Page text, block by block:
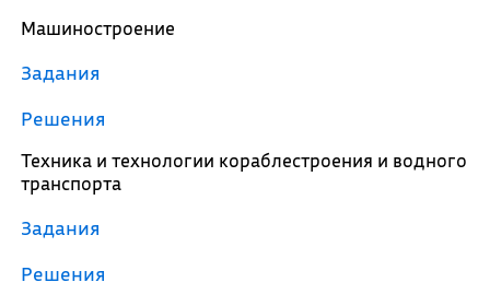
Машиностроение
Задания
Решения
Техника и технологии кораблестроения и водного
транспорта
Задания
Решения